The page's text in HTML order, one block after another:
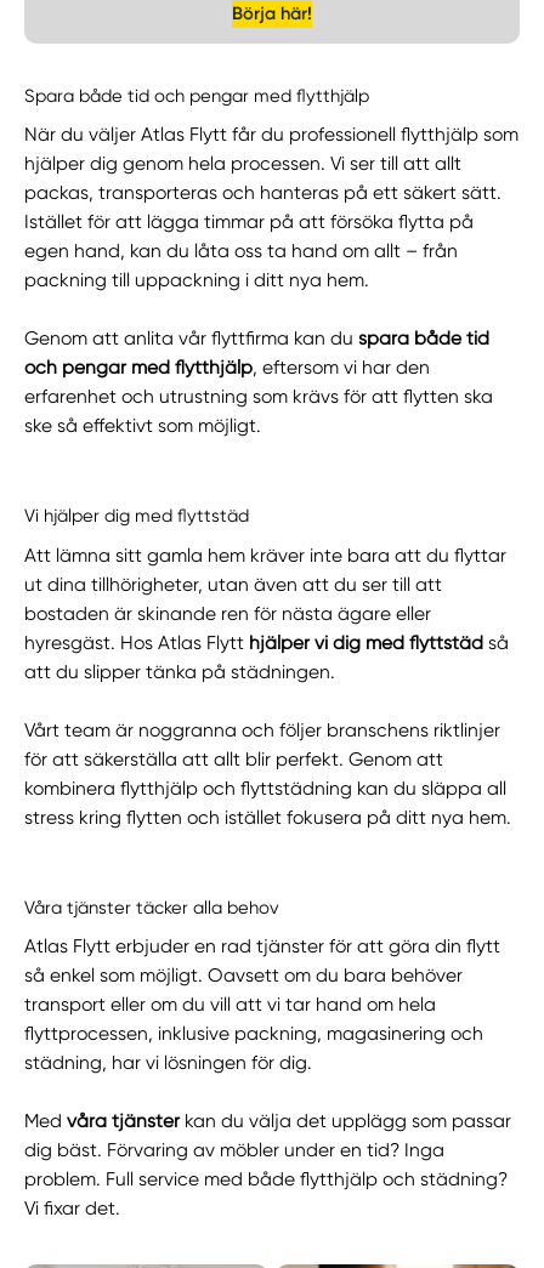
Börja här!
Spara både tid och pengar med flytthjälp
När du väljer Atlas Flytt får du professionell flytthjälp som
hjälper dig genom hela processen. Vi ser till att allt
packas, transporteras och hanteras på ett säkert sätt.
Istället för att lägga timmar på att försöka flytta på
egen hand, kan du låta oss ta hand om allt – från
packning till uppackning i ditt nya hem.
Genom att anlita vår flyttfirma kan duspara både tid
och pengar med flytthjälp, eftersom vi har den
erfarenhet och utrustning som krävs för att flytten ska
ske så effektivt som möjligt.
Vi hjälper dig med flyttstäd
Att lämna sitt gamla hem kräver inte bara att du flyttar
ut dina tillhörigheter, utan även att du ser till att
bostaden är skinande ren för nästa ägare eller
hyresgäst. Hos Atlas Flytt hjälper vi dig med flyttstäd så
att du slipper tänka på städningen.
Vårt team är noggranna och följer branschens riktlinjer
för att säkerställa att allt blir perfekt. Genom att
kombinera flytthjälp och flyttstädning kan du släppa all
stress kring flytten och istället fokusera på ditt nya hem.
Våra tjänster täcker alla behov
Atlas Flytt erbjuder en rad tjänster för att göra din flytt
så enkel som möjligt. Oavsett om du bara behöver
transport eller om du vill att vi tar hand om hela
flyttprocessen, inklusive packning, magasinering och
städning, har vi lösningen för dig.
Medvåra tjänsterkan du välja det upplägg som passar
dig bäst. Förvaring av möbler under en tid? Inga
problem. Full service med både flytthjälp och städning?
Vi fixar det.